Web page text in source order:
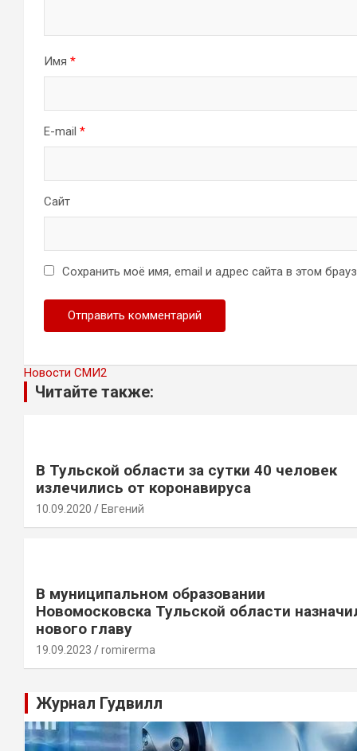
Имя *
E-mail *
Сайт
Сохранить моё имя, email и адрес сайта в этом
Новости СМИ2
Читайте также:
В Тульской области за сутки 40 человек
излечились от коронавируса
10.09.2020 Евгений
В муниципальном образовании
Новомосковска Тульской области
нового главу
19.09.2023 romirerma
Журнал Гудвилл